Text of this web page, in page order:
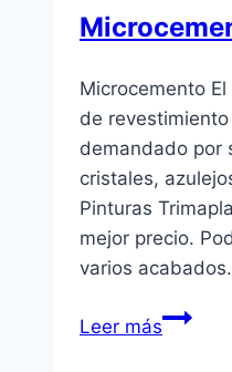
Microcemento
de
demandado por
cristales,
Pinturas
mejor precio.
varios
Leer más